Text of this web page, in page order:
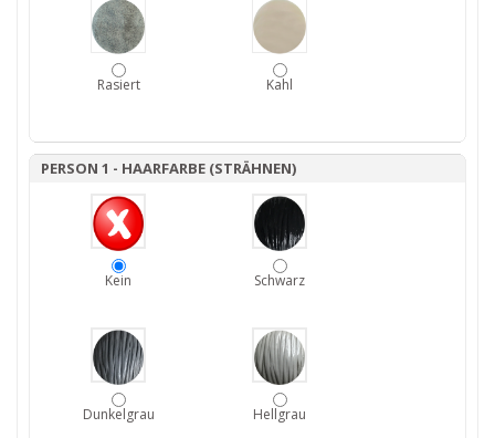
Rasiert Kahl
PERSON 1 - HAARFARBE (STRÄHNEN)
Kein Schwarz
Dunkelgrau Hellgrau